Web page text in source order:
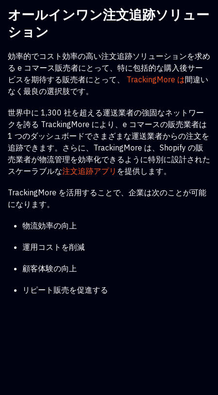
オールインワン注文追跡ソリュー
ション
効率的でコスト効率の高い注文追跡ソリューションを求め
る e コマース販売者にとって 、特に包括的な購入後サー
ビスを期待する販売者にとって、
TrackingMore は間違い
なく最良の選択肢です。
世界中に 1,300 社を超える運送業者の強固なネットワー
クを誇る TrackingMore により、e コマースの販売業者は
1 つのダッシュボードでさまざまな運送業者からの注文を
追跡できます。さらに、TrackingMore は、Shopify の販
売業者が物流管理を効率化できるように特別に設計された
スケーラブルな注文追跡アプリ を提供します。
TrackingMore を活用することで、企業は次のことが可能
になります。
物流効率の向上
運用コストを削減
顧客体験の向上
リピート販売を促進する